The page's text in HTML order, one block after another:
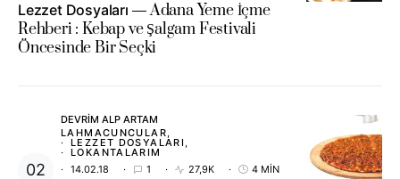
Lezzet Dosyaları
Adana Yeme İçme
Rehberi : Kebap ve Şalgam Festivali
Öncesinde Bir Seçki
DEVRIM ALP ARTAM
LAHMACUNCULAR
LEZZET DOSYALARI
LOKANTALARIM
14.02.18
1 27,9K 4 MIN